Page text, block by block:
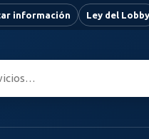
información Ley del Lobby